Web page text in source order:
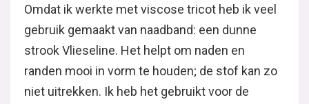
Omdat ik werkte met viscose tricot heb ik veel
gebruik gemaakt van naadband: een dunne
strook Vlieseline. Het helpt om naden en
randen mooi in vorm te houden; de stof kan zo
niet uitrekken. Ik heb het gebruikt voor de